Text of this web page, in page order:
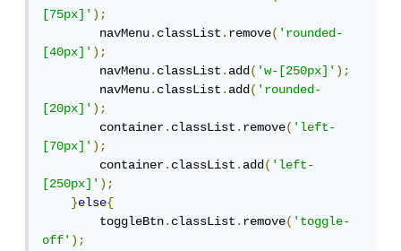
[75px]');
        navMenu
.classList.remove('rounded-
[40px]');
        navMenu
.classList.add('w-[250px]');
        navMenu
.classList.add('rounded-
[20px]');
        container
.classList.remove('left-
[70px]');
        container
.classList.add('left-
[250px]');
}else{
        toggleBtn
.classList.remove('toggle-
off');